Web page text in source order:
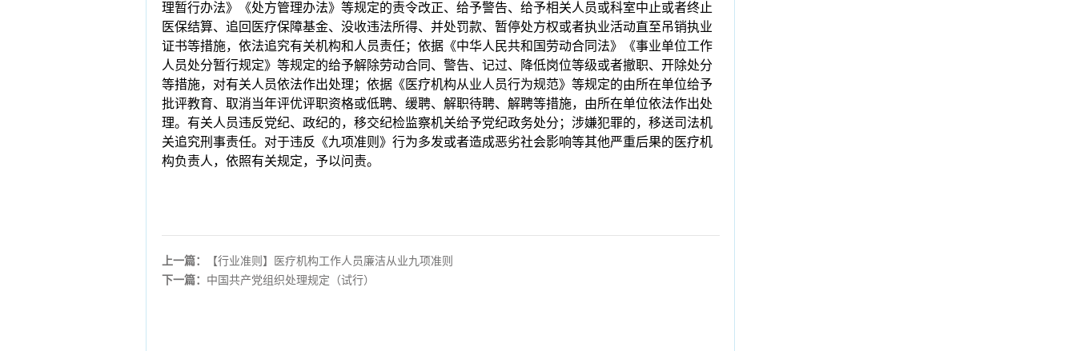
理暂行办法》《处方管理办法》等规定的责令改正、给予警告、给予相关人员或科室中止或者终止
医保结算、追回医疗保障基金、没收违法所得、并处罚款、暂停处方权或者执业活动直至吊销执业
证书等措施，依法追究有关机构和人员责任；依据《中华人民共和国劳动合同法》《事业单位工作
人员处分暂行规定》等规定的给予解除劳动合同、警告、记过、降低岗位等级或者撤职、开除处分
等措施，对有关人员依法作出处理；依据《医疗机构从业人员行为规范》等规定的由所在单位给予
批评教育、取消当年评优评职资格或低聘、缓聘、解职待聘、解聘等措施，由所在单位依法作出处
理。有关人员违反党纪、政纪的，移交纪检监察机关给予党纪政务处分；涉嫌犯罪的，移送司法机
关追究刑事责任。对于违反《九项准则》行为多发或者造成恶劣社会影响等其他严重后果的医疗机
构负责人，依照有关规定，予以问责。
上一篇：
【行业准则】医疗机构工作人员廉洁从业九项准则
下一篇： 中国共产党组织处理规定（试行）